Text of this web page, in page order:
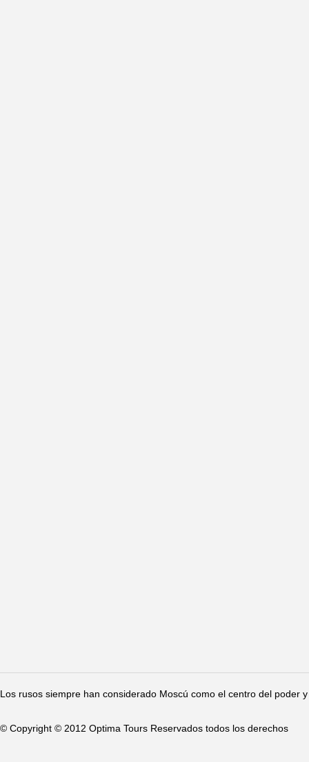
Los rusos siempre han considerado Moscú como el centro del poder
© Copyright © 2012 Optima Tours Reservados todos los derechos